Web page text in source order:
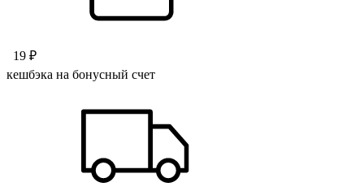
19 ₽
кешбэка на бонусный счет